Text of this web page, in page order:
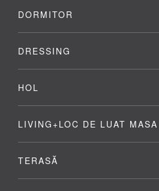
DORMITOR
DRESSING
HOL
LIVING+LOC DE LUAT MASA
TERASĂ